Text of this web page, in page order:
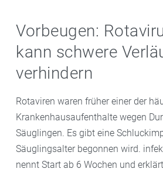
Vorbeugen:
kann schwere
verhindern
Rotaviren waren früher einer der
Krankenhausaufenthalte wegen
Säuglingen. Es gibt eine
Säuglingsalter begonnen wird.
nennt Start ab 6 Wochen und